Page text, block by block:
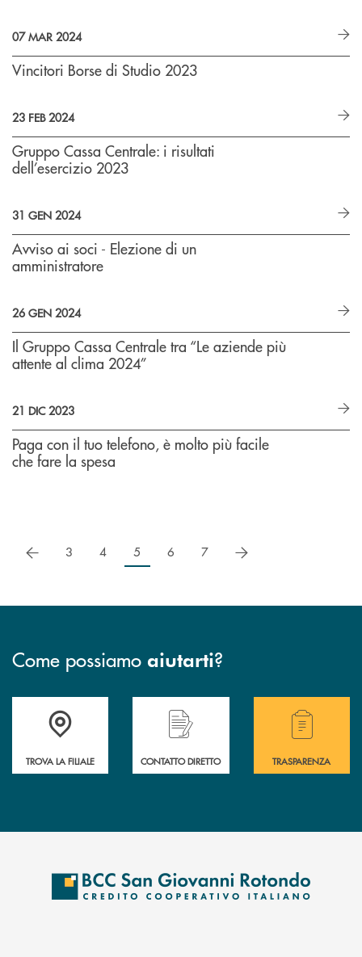
07 MAR 2024
Vincitori Borse di Studio 2023
23 FEB 2024
Gruppo Cassa Centrale: i risultati
dell’esercizio 2023
31 GEN 2024
Avviso ai soci - Elezione di un
amministratore
26 GEN 2024
Il Gruppo Cassa Centrale tra “Le aziende più
attente al clima 2024”
21 DIC 2023
Paga con il tuo telefono, è molto più facile
che fare la spesa
precedente
3 4 5 6 7 successivo
Come possiamo aiutarti?
Accedi all' elenco completo delle filiali della BCC San Giovanni
TROVA LA FILIALE
Hai bisogno di assistenza immediata?
CONTATTO DIRETTO
Hai bisogno di
TRASPARENZA